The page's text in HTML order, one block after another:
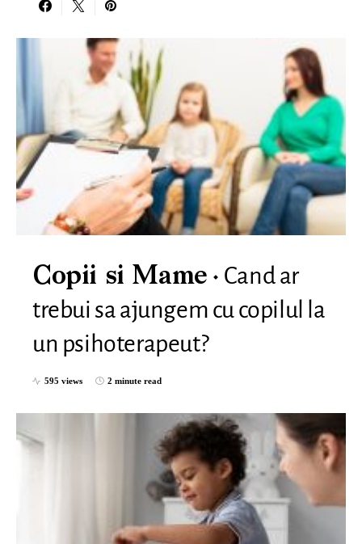
Copii si Mame
Cand ar
trebui sa ajungem cu copilul la
un psihoterapeut?
595 views 2 minute read